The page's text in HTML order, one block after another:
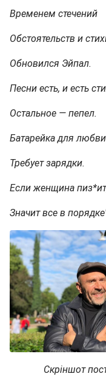
Временем стечений
Обстоятельств и
Обновился Эйпал.
Песни есть, и есть
Остальное — пепел.
Батарейка для любви
Требует зарядки.
Если женщина
Значит все в
Скріншот